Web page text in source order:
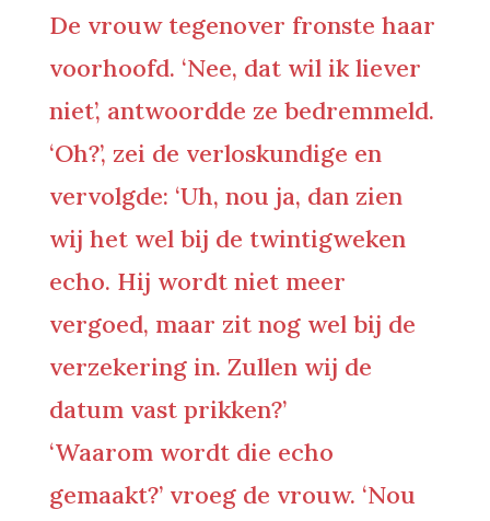
De vrouw tegenover fronste haar
voorhoofd. ‘Nee, dat wil ik liever
niet’, antwoordde ze bedremmeld.
‘Oh?’, zei de verloskundige en
vervolgde: ‘Uh, nou ja, dan zien
wij het wel bij de twintigweken
echo. Hij wordt niet meer
vergoed, maar zit nog wel bij de
verzekering in. Zullen wij de
datum vast prikken?’
‘Waarom wordt die echo
gemaakt?’ vroeg de vrouw. ‘Nou